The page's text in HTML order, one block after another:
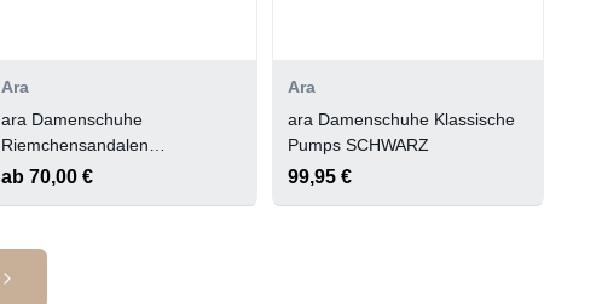
Ara
ara Damenschuhe
Riemchensandalen
SAND,WEISS,PLATIN
ab 70,00 €
Ara
ara Damenschuhe Klassische
Pumps SCHWARZ
99,95 €